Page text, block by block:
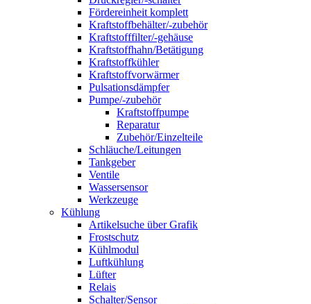
Fördereinheit komplett
Kraftstoffbehälter/-zubehör
Kraftstofffilter/-gehäuse
Kraftstoffhahn/Betätigung
Kraftstoffkühler
Kraftstoffvorwärmer
Pulsationsdämpfer
Pumpe/-zubehör
Kraftstoffpumpe
Reparatur
Zubehör/Einzelteile
Schläuche/Leitungen
Tankgeber
Ventile
Wassersensor
Werkzeuge
Kühlung
Artikelsuche über Grafik
Frostschutz
Kühlmodul
Luftkühlung
Lüfter
Relais
Schalter/Sensor